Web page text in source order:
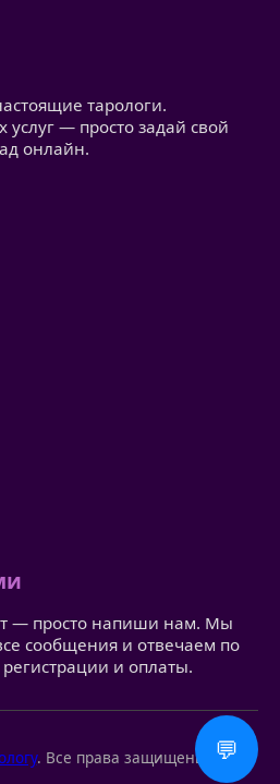
тарологи.
услуг — просто задай свой
онлайн.
— просто напиши нам. Мы
сообщения и отвечаем по
и оплаты.
. Все права защищены. 💬